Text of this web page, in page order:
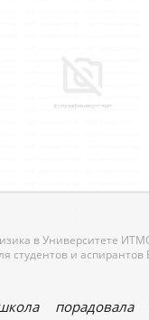
в Университете
студентов и
порадовала